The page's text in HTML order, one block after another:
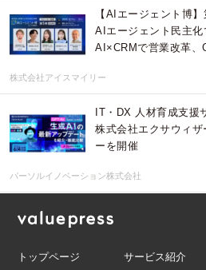
【AIエージェント博
AIエージェント民主化
AI×CRMで営業改革、
株式会社アイスマイリー
IT・DX 人材育成支援
株式会社エクサウィ
ーを開催
パーソルイノベーション株式会社
トップページ サービス紹介